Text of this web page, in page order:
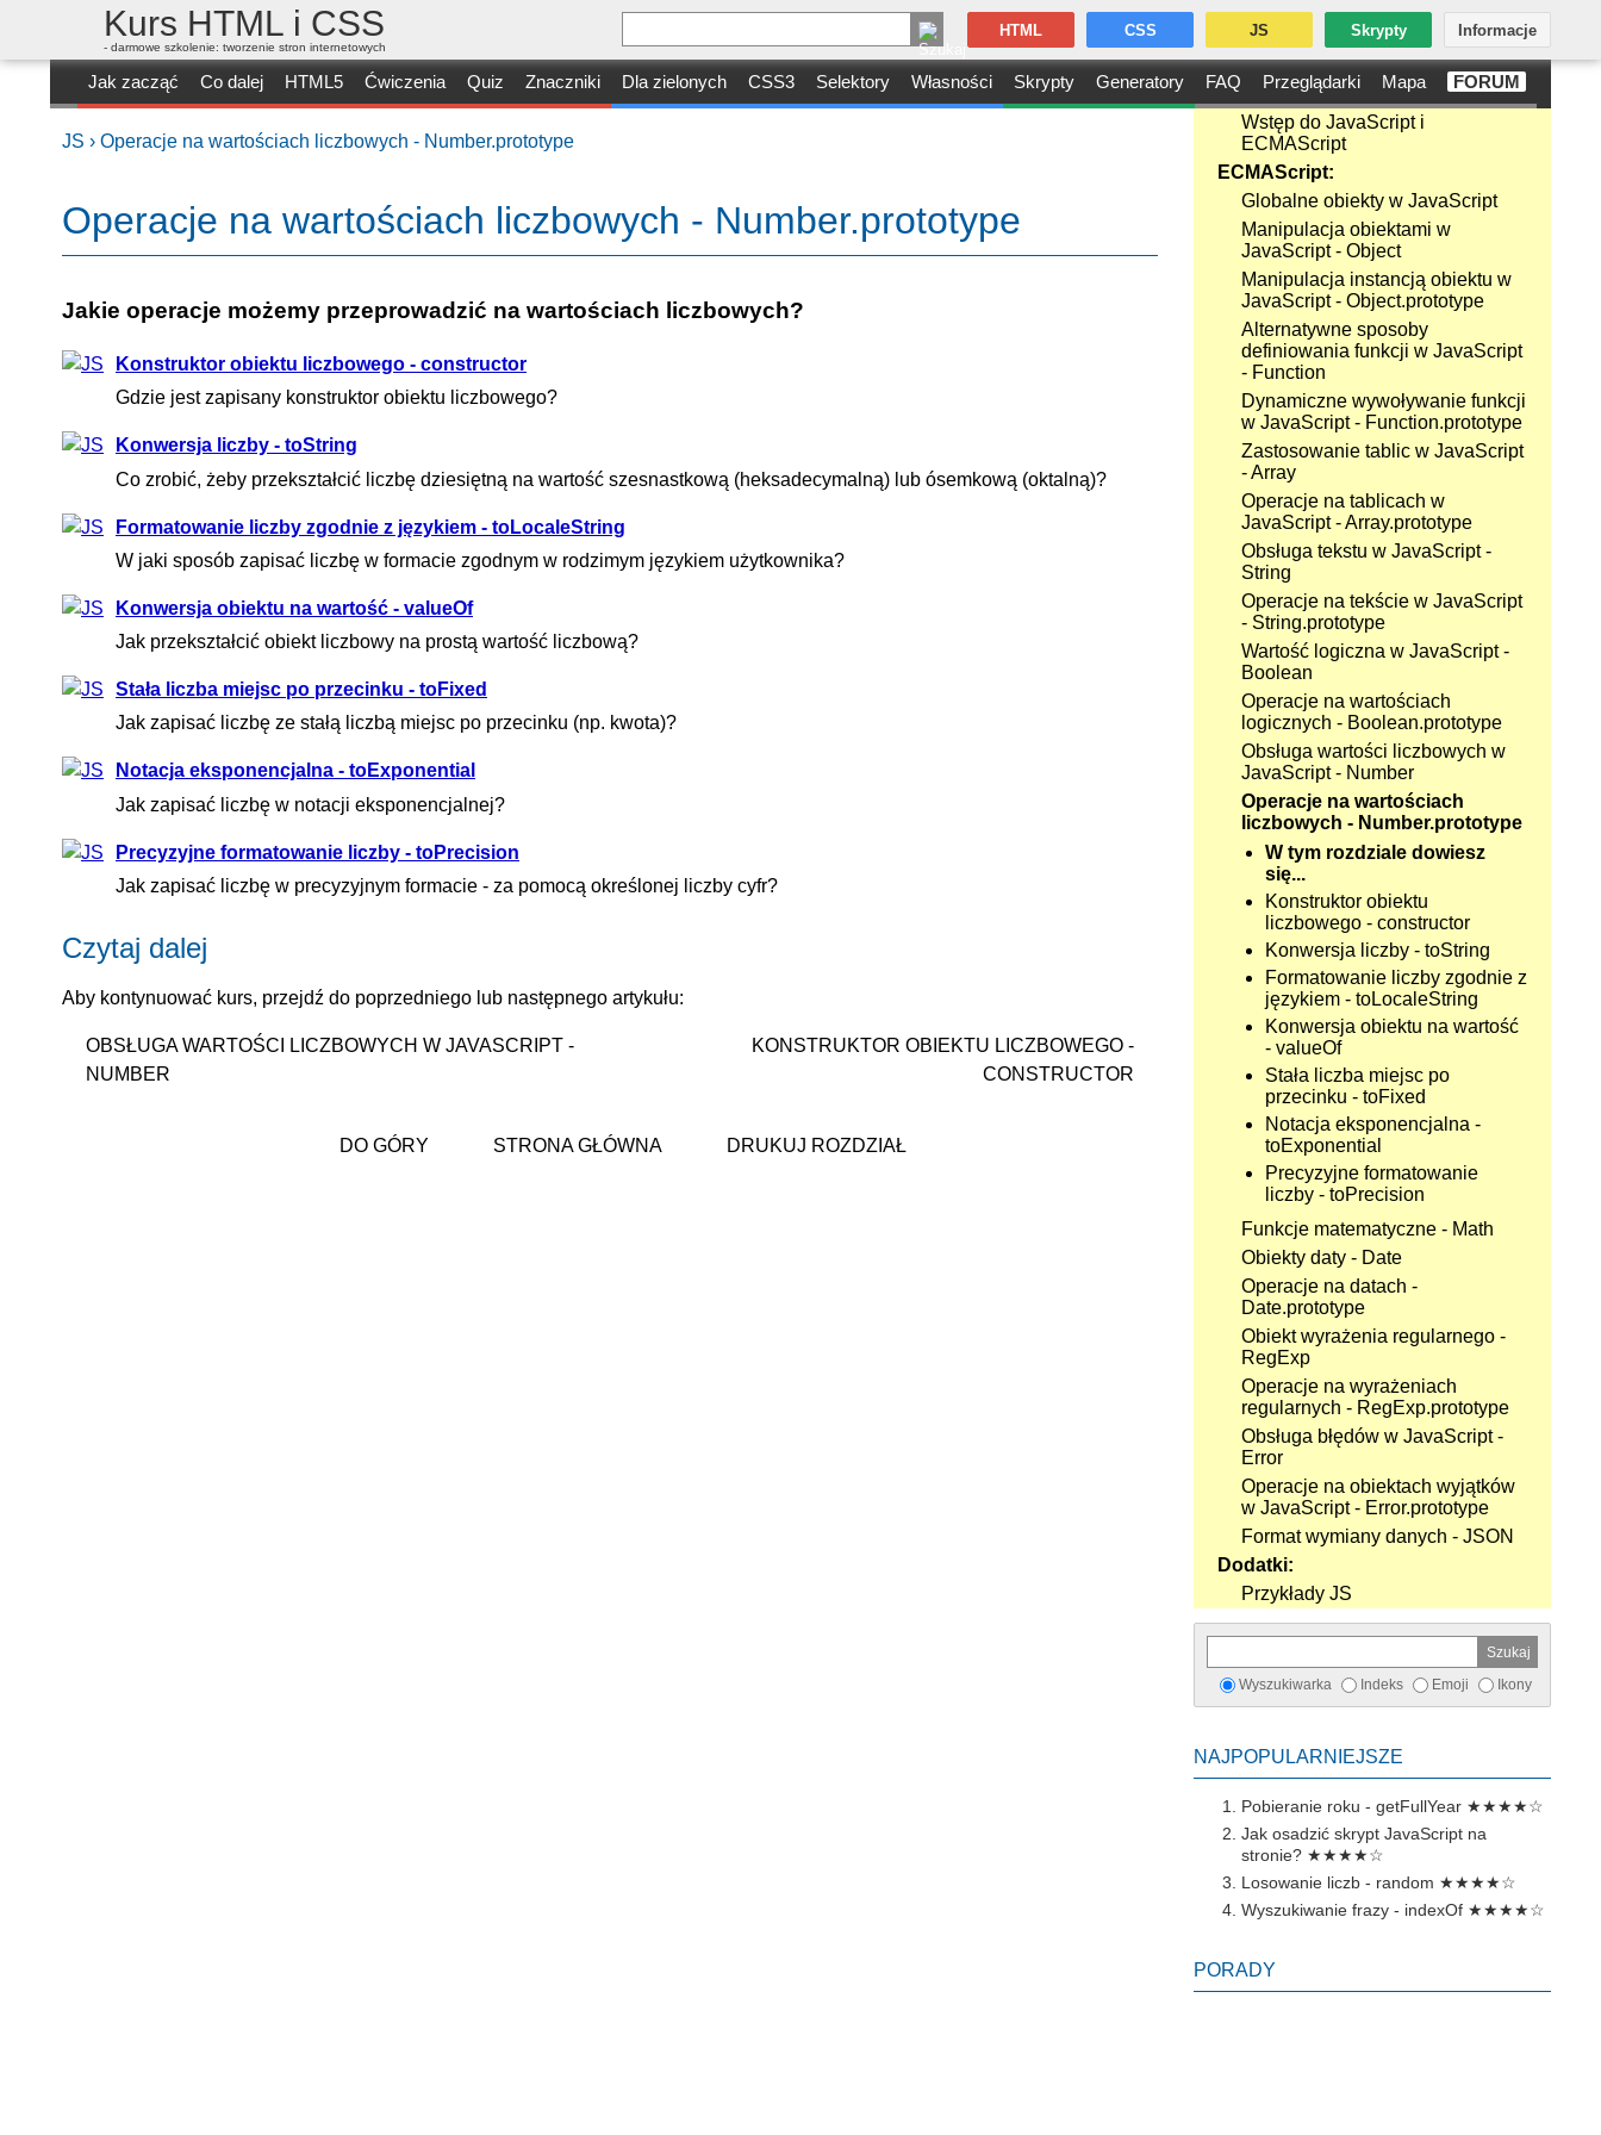
Kurs HTML i CSS
- darmowe szkolenie: tworzenie stron internetowych
Jak zacząć Co dalej HTML5 Ćwiczenia Quiz Znaczniki Dla zielonych CSS3 Selektory Własności Skrypty Generatory FAQ Przeglądarki Mapa FORUM
HTML CSS JS
Wstęp do JavaScript i
ECMAScript
ECMAScript:
Globalne obiekty w JavaScript
Manipulacja obiektami w
JavaScript - Object
Manipulacja instancją obiektu w
JavaScript - Object.prototype
Alternatywne sposoby
definiowania funkcji w JavaScript
- Function
Dynamiczne wywoływanie funkcji
w JavaScript - Function.prototype
Zastosowanie tablic w JavaScript
- Array
Operacje na tablicach w
JavaScript - Array.prototype
Obsługa tekstu w JavaScript -
String
Operacje na tekście w JavaScript
- String.prototype
Wartość logiczna w JavaScript -
Boolean
Operacje na wartościach
logicznych - Boolean.prototype
Obsługa wartości liczbowych w
JavaScript - Number
Operacje na wartościach
liczbowych - Number.prototype
W tym rozdziale dowiesz
się...
Konstruktor obiektu
liczbowego - constructor
Konwersja liczby - toString
Formatowanie liczby zgodnie z
językiem - toLocaleString
Konwersja obiektu na wartość
- valueOf
Stała liczba miejsc po
przecinku - toFixed
Notacja eksponencjalna -
toExponential
Precyzyjne formatowanie
liczby - toPrecision
Funkcje matematyczne - Math
Obiekty daty - Date
Operacje na datach -
Date.prototype
Obiekt wyrażenia regularnego -
RegExp
Operacje na wyrażeniach
regularnych - RegExp.prototype
Obsługa błędów w JavaScript -
Error
Operacje na obiektach wyjątków
w JavaScript - Error.prototype
Format wymiany danych - JSON
Dodatki:
Przykłady JS
Skrypty Informacje
Wyszukiwarka Indeks Emoji Ikony
NAJPOPULARNIEJSZE
Pobieranie roku - getFullYear ★★★★☆
Jak osadzić skrypt JavaScript na
stronie? ★★★★☆
Losowanie liczb - random ★★★★☆
Wyszukiwanie frazy - indexOf ★★★★☆
PORADY
JS › Operacje na wartościach liczbowych - Number.prototype
Operacje na wartościach liczbowych - Number.prototype
Jakie operacje możemy przeprowadzić na wartościach liczbowych?
Konstruktor obiektu liczbowego - constructor
Gdzie jest zapisany konstruktor obiektu liczbowego?
Konwersja liczby - toString
Co zrobić, żeby przekształcić liczbę dziesiętną na wartość szesnastkową (heksadecymalną) lub ósemkową (oktalną)?
Formatowanie liczby zgodnie z językiem - toLocaleString
W jaki sposób zapisać liczbę w formacie zgodnym w rodzimym językiem użytkownika?
Konwersja obiektu na wartość - valueOf
Jak przekształcić obiekt liczbowy na prostą wartość liczbową?
Stała liczba miejsc po przecinku - toFixed
Jak zapisać liczbę ze stałą liczbą miejsc po przecinku (np. kwota)?
Notacja eksponencjalna - toExponential
Jak zapisać liczbę w notacji eksponencjalnej?
Precyzyjne formatowanie liczby - toPrecision
Jak zapisać liczbę w precyzyjnym formacie - za pomocą określonej liczby cyfr?
Czytaj dalej
Aby kontynuować kurs, przejdź do poprzedniego lub następnego artykułu:
OBSŁUGA WARTOŚCI LICZBOWYCH W JAVASCRIPT -
NUMBER
KONSTRUKTOR OBIEKTU LICZBOWEGO -
CONSTRUCTOR
DO GÓRY STRONA GŁÓWNA DRUKUJ ROZDZIAŁ